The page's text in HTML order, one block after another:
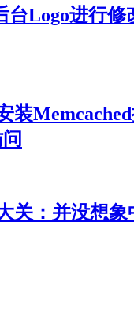
台Logo进行修
装
关：并没想